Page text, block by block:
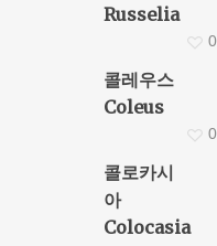
콜로카시
아
Colocasia
콜레우스
Coleus
0
Russelia
0